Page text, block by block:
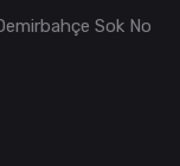
Sok No